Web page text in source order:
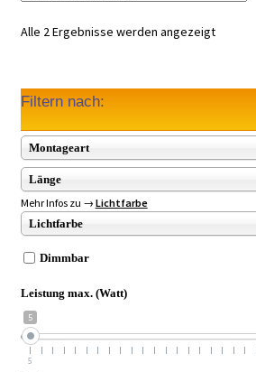
Alle 2 Ergebnisse werden angezeigt
Filtern nach:
Montageart
Länge
Mehr Infos zu → Lichtfarbe
Lichtfarbe
Dimmbar
Leistung max. (Watt)
5
5